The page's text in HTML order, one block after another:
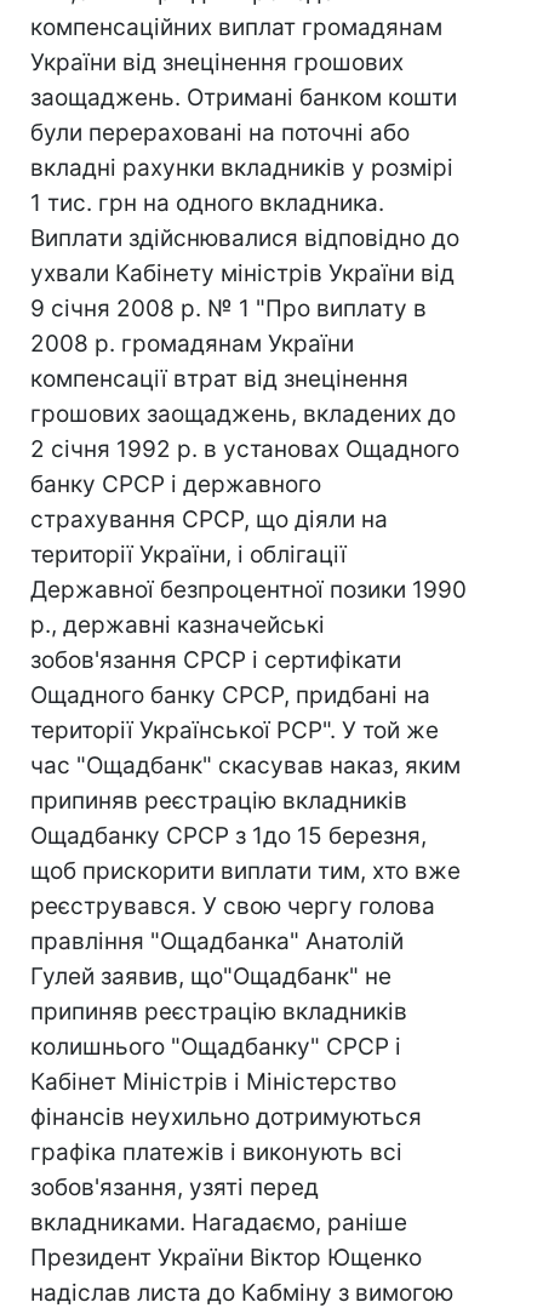
компенсаційних виплат громадянам
України від знецінення грошових
заощаджень. Отримані банком кошти
були перераховані на поточні або
вкладні рахунки вкладників у розмірі
1 тис. грн на одного вкладника.
Виплати здійснювалися відповідно до
ухвали Кабінету міністрів України від
9 січня 2008 р. № 1 "Про виплату в
2008 р. громадянам України
компенсації втрат від знецінення
грошових заощаджень, вкладених до
2 січня 1992 р. в установах Ощадного
банку СРСР і державного
страхування СРСР, що діяли на
території України, і облігації
Державної безпроцентної позики 1990
р., державні казначейські
зобов'язання СРСР і сертифікати
Ощадного банку СРСР, придбані на
території Української РСР". У той же
час "Ощадбанк" скасував наказ, яким
припиняв реєстрацію вкладників
Ощадбанку СРСР з 1до 15 березня,
щоб прискорити виплати тим, хто вже
реєструвався. У свою чергу голова
правління "Ощадбанка" Анатолій
Гулей заявив, що"Ощадбанк" не
припиняв реєстрацію вкладників
колишнього "Ощадбанку" СРСР і
Кабінет Міністрів і Міністерство
фінансів неухильно дотримуються
графіка платежів і виконують всі
зобов'язання, узяті перед
вкладниками. Нагадаємо, раніше
Президент України Віктор Ющенко
надіслав листа до Кабміну з вимогою